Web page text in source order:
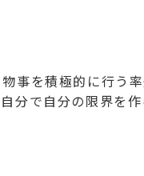
事を積極的に行う
分で自分の限界を